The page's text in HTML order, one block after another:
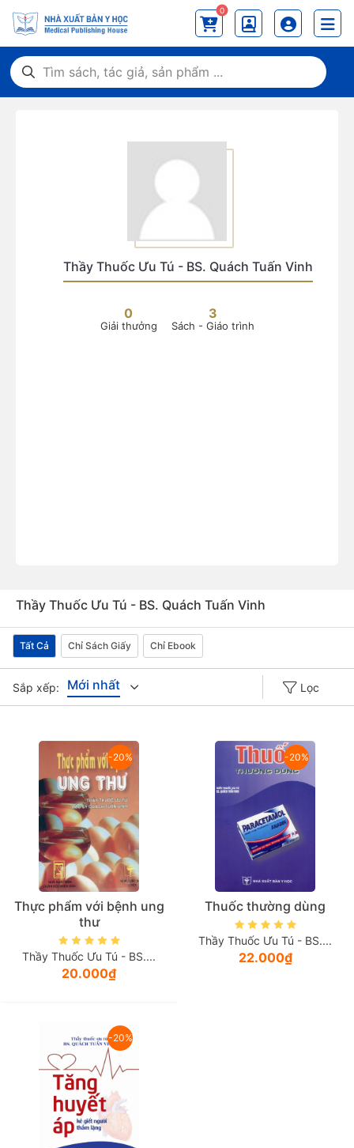
0
Thầy Thuốc Ưu Tú - BS. Quách Tuấn Vinh
0
Giải thưởng
3
Sách - Giáo trình
Thầy Thuốc Ưu Tú - BS. Quách Tuấn Vinh
Tất Cả Chỉ Sách Giấy Chỉ Ebook
Sắp xếp: Mới nhất Lọc
Giá thấp đần
Năm xuất bản
Mới nhất
-20%
Thực phẩm với bệnh ung
thư
Thầy Thuốc Ưu Tú - BS....
20.000₫
-20%
Thuốc thường dùng
Thầy Thuốc Ưu Tú - BS....
22.000₫
-20%